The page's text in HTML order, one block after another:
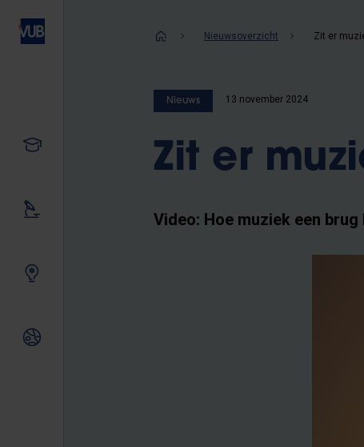
Kruimelpad
Nieuwsoverzicht Zit er
Nieuws 13 november 2024
Zit er
Video: Hoe muziek een